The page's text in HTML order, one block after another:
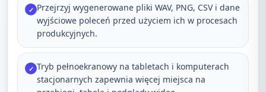
✓ Przejrzyj wygenerowane pliki WAV, PNG, CSV i dane
wyjściowe poleceń przed użyciem ich w procesach
produkcyjnych.
✓ Tryb pełnoekranowy na tabletach i komputerach
stacjonarnych zapewnia więcej miejsca na